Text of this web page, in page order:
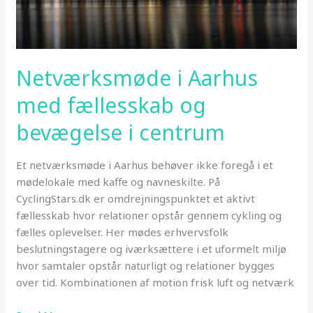
Netværksmøde i Aarhus
med fællesskab og
bevægelse i centrum
Et netværksmøde i Aarhus behøver ikke foregå i et
mødelokale med kaffe og navneskilte. På
CyclingStars.dk er omdrejningspunktet et aktivt
fællesskab hvor relationer opstår gennem cykling og
fælles oplevelser. Her mødes erhvervsfolk
beslutningstagere og iværksættere i et uformelt miljø
hvor samtaler opstår naturligt og relationer bygges
over tid. Kombinationen af motion frisk luft og netværk